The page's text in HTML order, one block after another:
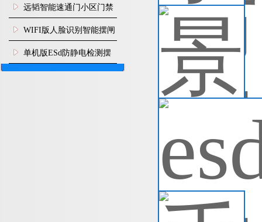
脸识别快速通道闸
远韬智能速通门小区门禁
闸机食堂消费摆闸
WIFI版人脸识别智能摆闸
机
单机版ESd防静电检测摆
闸机
人